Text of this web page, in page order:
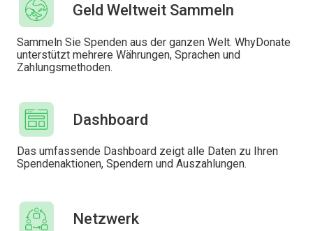
Geld Weltweit Sammeln
Sammeln Sie Spenden aus der ganzen Welt. WhyDonate
unterstützt mehrere Währungen, Sprachen und
Zahlungsmethoden.
Dashboard
Das umfassende Dashboard zeigt alle Daten zu Ihren
Spendenaktionen, Spendern und Auszahlungen.
Netzwerk